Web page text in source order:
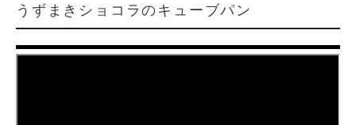
うずまきショコラのキューブパン